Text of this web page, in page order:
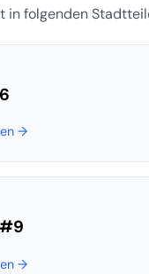
in folgenden
→
#9
→